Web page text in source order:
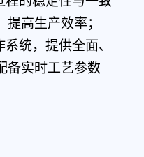
高生产效率；
统，提供全面、
备实时工艺参数